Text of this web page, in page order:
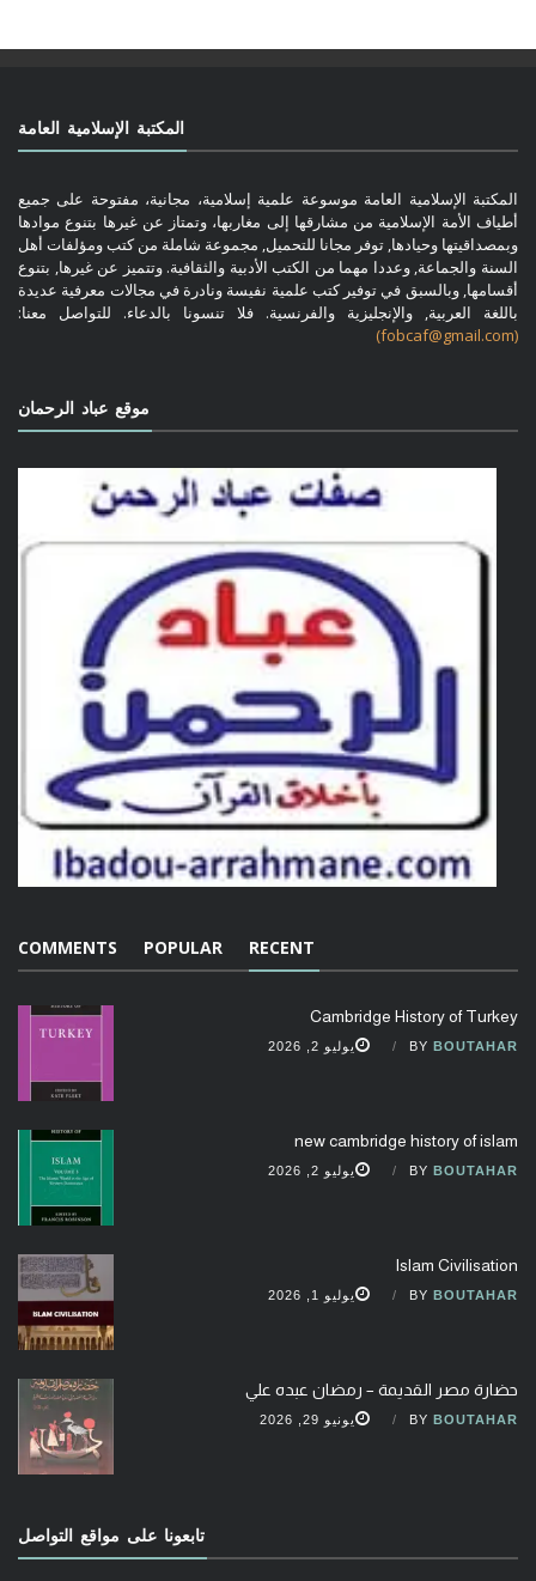
المكتبة الإسلامية العامة
المكتبة الإسلامية العامة موسوعة علمية إسلامية، مجانية، مفتوحة على جميع
أطياف الأمة الإسلامية من مشارقها إلى مغاربها، وتمتاز عن غيرها بتنوع موادها
وبمصداقيتها وحيادها, توفر مجانا للتحميل, مجموعة شاملة من كتب ومؤلفات أهل
السنة والجماعة, وعددا مهما من الكتب الأدبية والثقافية. وتتميز عن غيرها, بتنوع
أقسامها, وبالسبق في توفير كتب علمية نفيسة ونادرة في مجالات معرفية عديدة
باللغة العربية, والإنجليزية والفرنسية. فلا تنسونا بالدعاء. للتواصل معنا:
(fobcaf@gmail.com)
موقع عباد الرحمان
RECENT
POPULAR
COMMENTS
Cambridge History of Turkey
BY BOUTAHAR يوليو 2, 2026
new cambridge history of islam
BY BOUTAHAR يوليو 2, 2026
Islam Civilisation
BY BOUTAHAR يوليو 1, 2026
حضارة مصر القديمة – رمضان عبده علي
BY BOUTAHAR يونيو 29, 2026
تابعونا على مواقع التواصل